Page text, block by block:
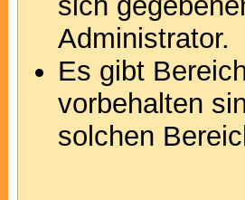
Administrator.
Es gibt
vorbehalten
solchen